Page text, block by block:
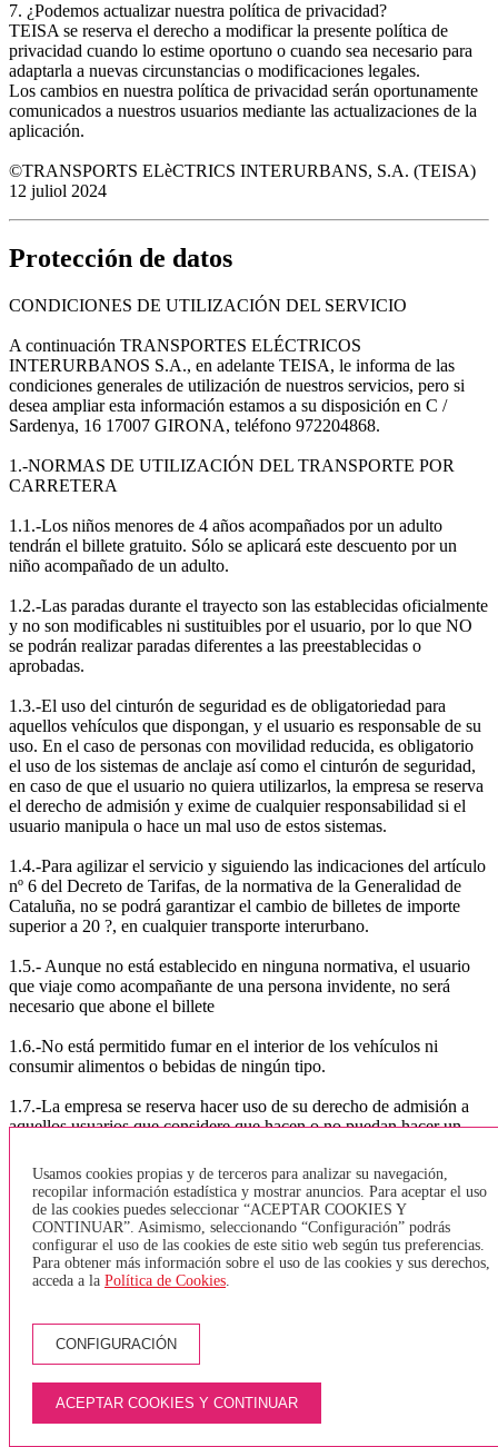
7. ¿Podemos actualizar nuestra política de privacidad?
TEISA se reserva el derecho a modificar la presente política de
privacidad cuando lo estime oportuno o cuando sea necesario para
adaptarla a nuevas circunstancias o modificaciones legales.
Los cambios en nuestra política de privacidad serán oportunamente
comunicados a nuestros usuarios mediante las actualizaciones de la
aplicación.
©TRANSPORTS ELèCTRICS INTERURBANS, S.A. (TEISA)
12 juliol 2024
Protección de datos
CONDICIONES DE UTILIZACIÓN DEL SERVICIO
A continuación TRANSPORTES ELÉCTRICOS
INTERURBANOS S.A., en adelante TEISA, le informa de las
condiciones generales de utilización de nuestros servicios, pero si
desea ampliar esta información estamos a su disposición en C /
Sardenya, 16 17007 GIRONA, teléfono 972204868.
1.-NORMAS DE UTILIZACIÓN DEL TRANSPORTE POR
CARRETERA
1.1.-Los niños menores de 4 años acompañados por un adulto
tendrán el billete gratuito. Sólo se aplicará este descuento por un
niño acompañado de un adulto.
1.2.-Las paradas durante el trayecto son las establecidas oficialmente
y no son modificables ni sustituibles por el usuario, por lo que NO
se podrán realizar paradas diferentes a las preestablecidas o
aprobadas.
1.3.-El uso del cinturón de seguridad es de obligatoriedad para
aquellos vehículos que dispongan, y el usuario es responsable de su
uso. En el caso de personas con movilidad reducida, es obligatorio
el uso de los sistemas de anclaje así como el cinturón de seguridad,
en caso de que el usuario no quiera utilizarlos, la empresa se reserva
el derecho de admisión y exime de cualquier responsabilidad si el
usuario manipula o hace un mal uso de estos sistemas.
1.4.-Para agilizar el servicio y siguiendo las indicaciones del artículo
nº 6 del Decreto de Tarifas, de la normativa de la Generalidad de
Cataluña, no se podrá garantizar el cambio de billetes de importe
superior a 20 ?, en cualquier transporte interurbano.
1.5.- Aunque no está establecido en ninguna normativa, el usuario
que viaje como acompañante de una persona invidente, no será
necesario que abone el billete
1.6.-No está permitido fumar en el interior de los vehículos ni
consumir alimentos o bebidas de ningún tipo.
1.7.-La empresa se reserva hacer uso de su derecho de admisión a
aquellos usuarios que considere que hacen o no puedan hacer un
vehículos de transporte), a título de ejemplo y con carácter
enunciativo y no exhaustivo no admitirán viajeros ebrios, ni
drogados, ni portadores de armas u objetos que puedan ser usados
??como tal.
1.8.- La empresa, de acuerdo con lo dispuesto en la Ley, no permite
la entrada y / o utilización de sus instalaciones (en las que se
descalzos, con el torso desnudo o sin pantalones largos o cortos,
como por ejemplo bañadores mojados, o de cualquier otra manera
contraria a las buenas costumbres y al orden público.
1.9.-La empresa informa a los usuarios / as que no se permite la
entrada a sus instalaciones (en las que se incluyen los vehículos de
Usamos cookies propias y de terceros para analizar su navegación,
recopilar información estadística y mostrar anuncios. Para aceptar el uso
de las cookies puedes seleccionar “ACEPTAR COOKIES Y
CONTINUAR”. Asimismo, seleccionando “Configuración” podrás
configurar el uso de las cookies de este sitio web según tus preferencias.
Para obtener más información sobre el uso de las cookies y sus derechos,
acceda a la Política de Cookies.
CONFIGURACIÓN
ACEPTAR COOKIES Y CONTINUAR